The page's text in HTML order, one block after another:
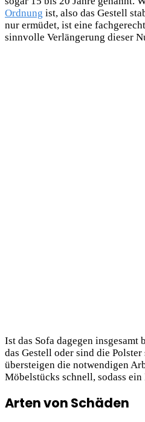
Ordnung ist, also das Gestell
nur ermüdet, ist eine
sinnvolle Verlängerung dieser
Ist das Sofa dagegen
das Gestell oder sind die Polster
übersteigen die notwendigen
Möbelstücks schnell, sodass
Arten von Schäden